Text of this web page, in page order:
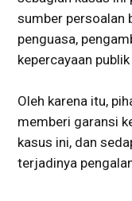
sumber persoalan
penguasa,
kepercayaan
Oleh karena itu,
memberi garansi
kasus ini, dan
terjadinya